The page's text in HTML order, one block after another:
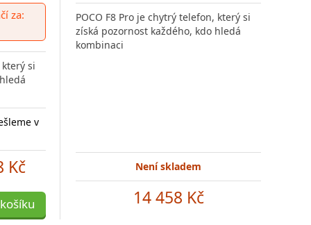
do
porovnání
za:
který si
v
Kč
POCO F8 Pro je chytrý telefon, který si
získá pozornost každého, kdo hledá
kombinaci
Není skladem
14 458 Kč